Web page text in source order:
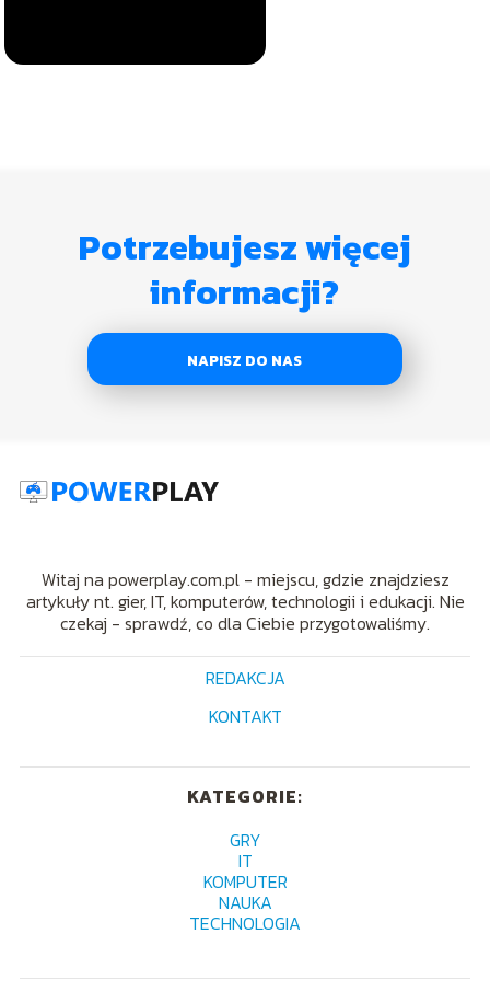
Potrzebujesz więcej
informacji?
NAPISZ DO NAS
Witaj na powerplay.com.pl - miejscu, gdzie znajdziesz
artykuły nt. gier, IT, komputerów, technologii i edukacji. Nie
czekaj - sprawdź, co dla Ciebie przygotowaliśmy.
REDAKCJA
KONTAKT
KATEGORIE:
GRY
IT
KOMPUTER
NAUKA
TECHNOLOGIA